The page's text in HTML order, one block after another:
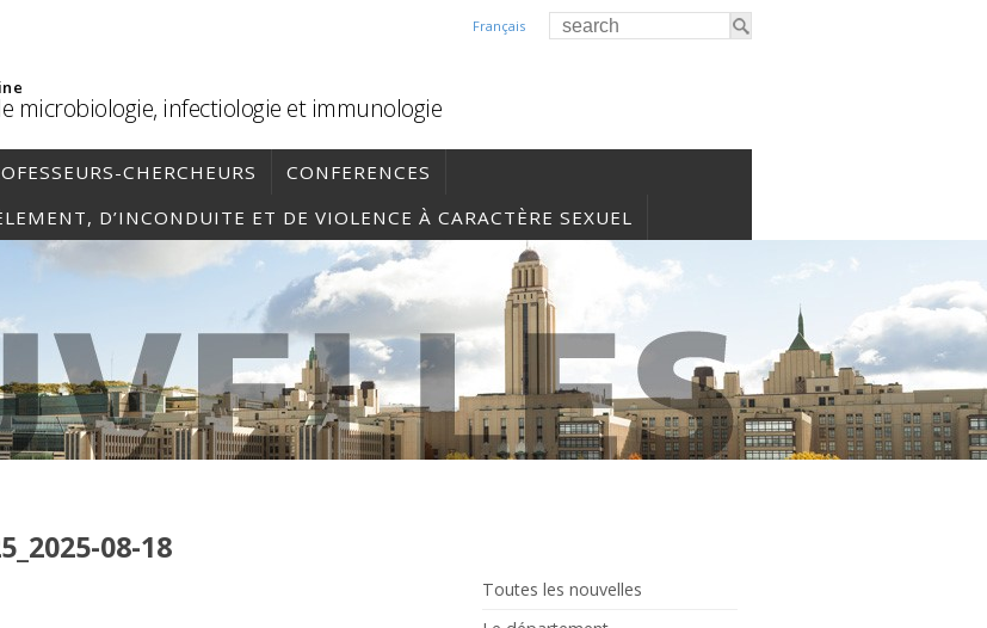
Français
microbiologie, infectiologie et immunologie
CHERCHEURS
CONFERENCES
D’INCONDUITE ET DE VIOLENCE À CARACTÈRE SEXUEL
Toutes les nouvelles
08-18